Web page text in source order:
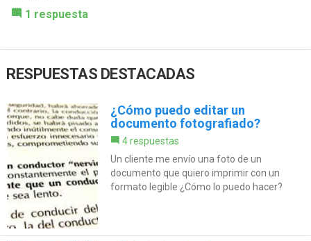
1 respuesta
RESPUESTAS DESTACADAS
¿Cómo puedo editar un
documento fotografiado?
4 respuestas
Un cliente me envío una foto de un
documento que quiero imprimir con un
formato legible ¿Cómo lo puedo hacer?